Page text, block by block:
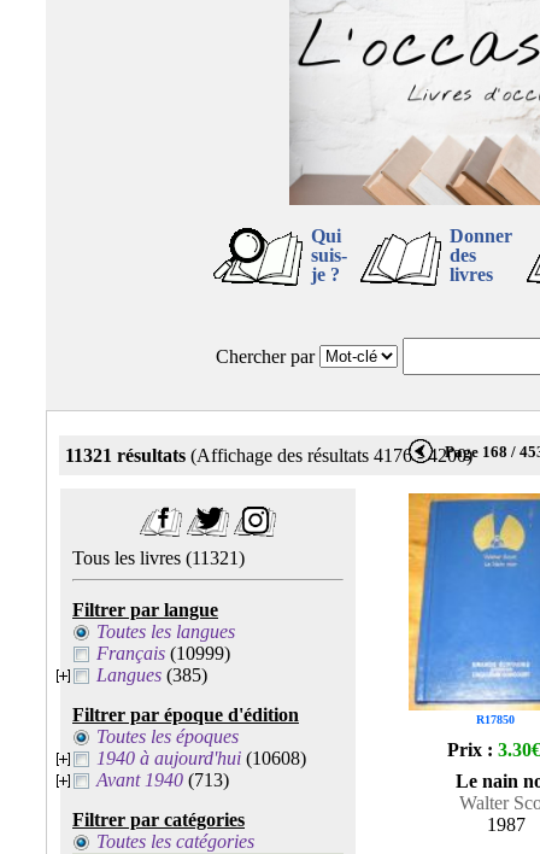
Qui
suis-
je ?
Donner
des
livres
Chercher par
11321 résultats (Affichage des résultats 4176 - 4200)Page 168 /
Tous les livres (11321)
Filtrer par langue
Toutes les langues
Français (10999)
Langues (385)
Filtrer par époque d'édition
Toutes les époques
1940 à aujourd'hui (10608)
Avant 1940 (713)
Filtrer par catégories
Toutes les catégories
R17850
Prix : 3.30€
Le nain
Walter
1987